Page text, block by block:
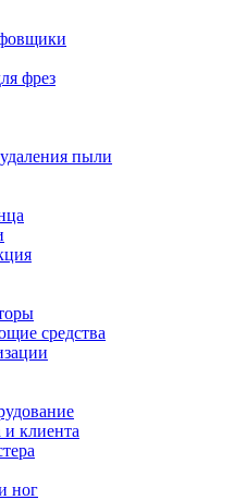
фрез
пыли
средства
и клиента
ног